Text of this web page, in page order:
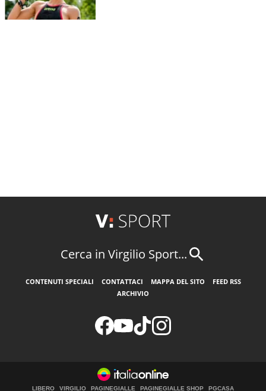
Cerca in Virgilio Sport...
CONTENUTI SPECIALI CONTATTACI MAPPA DEL SITO
FEED RSS
ARCHIVIO
LIBERO VIRGILIO PAGINEGIALLE PAGINEGIALLE SHOP PGCASA